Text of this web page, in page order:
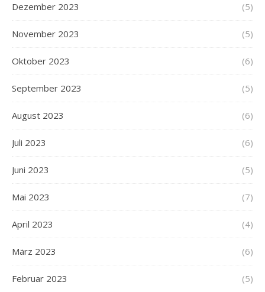
Dezember 2023 (5)
November 2023 (5)
Oktober 2023 (6)
September 2023 (5)
August 2023 (6)
Juli 2023 (6)
Juni 2023 (5)
Mai 2023 (7)
April 2023 (4)
März 2023 (6)
Februar 2023 (5)